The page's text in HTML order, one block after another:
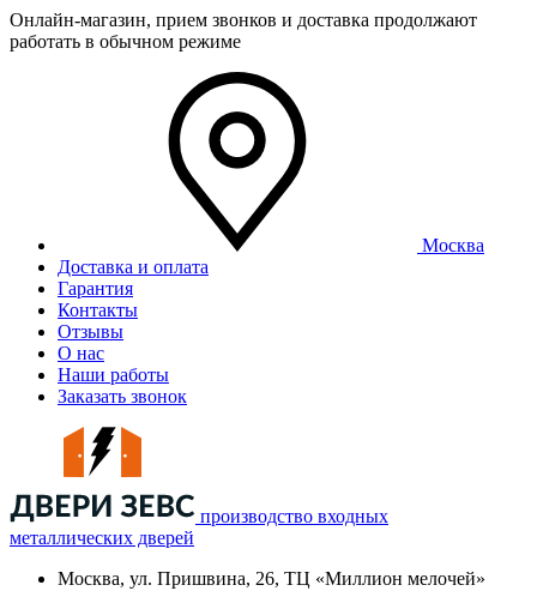
Онлайн-магазин, прием звонков и доставка продолжают
работать в обычном режиме
Москва
Доставка и оплата
Гарантия
Контакты
Отзывы
О нас
Наши работы
Заказать звонок
производство входных
металлических дверей
Москва, ул. Пришвина, 26, ТЦ «Миллион мелочей»